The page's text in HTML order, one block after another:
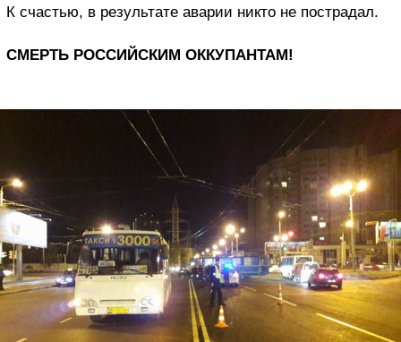
К счастью, в результате аварии никто не пострадал.
СМЕРТЬ РОССИЙСКИМ ОККУПАНТАМ!